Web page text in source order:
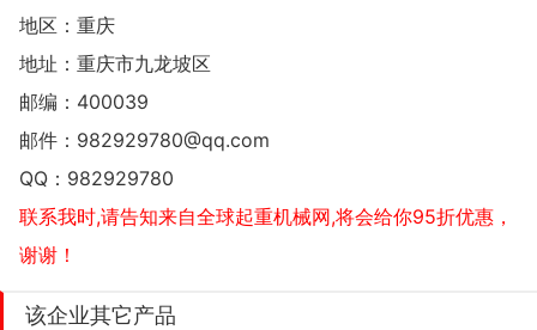
地区：重庆
地址： 重庆市九龙坡区
邮编：400039
邮件： 982929780@qq.com
QQ： 982929780
联系我时,请告知来自全球起重机械网,将会给你95折优惠，
谢谢！
该企业其它产品